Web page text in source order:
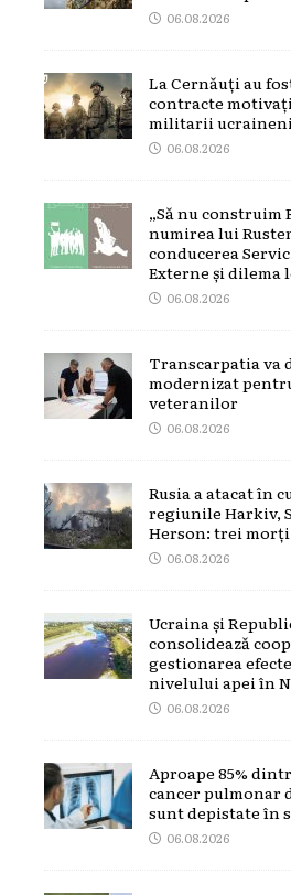
06.08.2026
La Cernăuți au
contracte
militarii ucraineni
06.08.2026
„Să nu construim
numirea lui
conducerea
Externe și
06.08.2026
Transcarpatia va
modernizat
veteranilor
06.08.2026
Rusia a atacat în
regiunile Harkiv,
Herson: trei
06.08.2026
Ucraina și
consolidează
gestionarea
nivelului apei în
06.08.2026
Aproape 85%
cancer pulmonar
sunt depistate în
06.08.2026